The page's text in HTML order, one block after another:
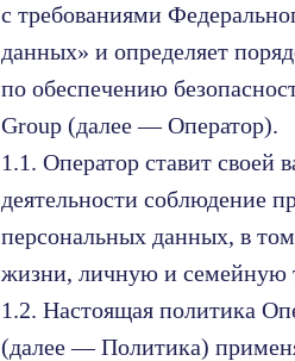
с требованиями
данных» и определяет
по обеспечению
Group (далее — Оператор).
1.1. Оператор ставит
деятельности соблюдение
персональных данных, в
жизни, личную и семейную
1.2. Настоящая политика
(далее — Политика)